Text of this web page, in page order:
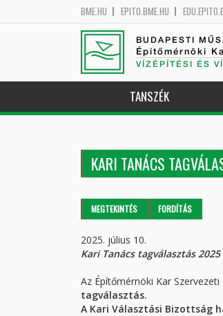
BME.HU EPITO.BME.HU
BUDAPESTI
Építőmérnöki
VÍZÉPÍTÉSI ÉS
TANSZÉK
KARI TANÁCS
Elsődleges fülek
MEGTEKINTÉS (AKTÍVFORDÍTÁS
2025. július 10.
Kari Tanács tagválasztás 2025
Az Építőmérnöki Kar
tagválasztás.
A Kari Választási Bizottság